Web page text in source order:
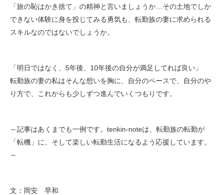
「旅の恥はかき捨て」の精神と言いましょうか…その土地でしか
できない体験に身を投じてみる勇気も、転勤族の妻に求められる
スキルなのではないでしょうか。
「明日ではなく、5年後、10年後の自分が満足してれば良い」
転勤族の妻の私はそんな想いを胸に、自分のペースで、自分のや
り方で、これからも少しずつ進んでいくつもりです。
～記事はあくまでも一例です。tenkin-noteは、転勤族の転勤が
「転機」に、そして楽しい転勤生活になるよう応援しています。
～
文：岡安 早和